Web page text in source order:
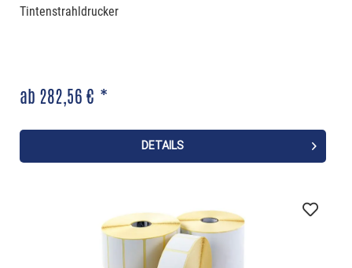
Tintenstrahldrucker
ab 282,56 € *
DETAILS